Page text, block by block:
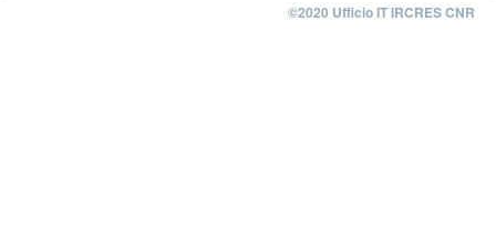
©2020 Ufficio IT IRCRES CNR